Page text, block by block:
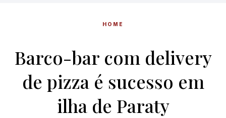
HOME
Barco-bar com delivery
de pizza é sucesso em
ilha de Paraty